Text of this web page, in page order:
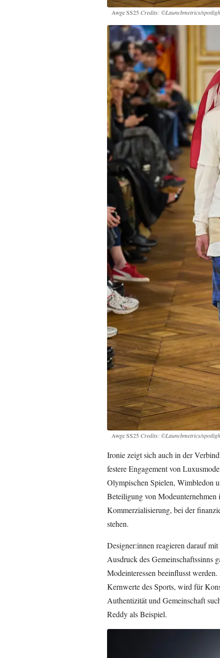
Awge SS25 Credits: ©Launchmetrics/
Awge SS25 Credits: ©Launchmetrics/
Ironie zeigt sich auch in der
festere Engagement von
Olympischen Spielen, Wimbledon
Beteiligung von Modeunternehmen
Kommerzialisierung, bei der
stehen.
Designer:innen reagieren darauf
Ausdruck des Gemeinschaftssinns
Modeinteressen beeinflusst
Kernwerte des Sports, wird für
Authentizität und Gemeinschaft
Reddy als Beispiel.